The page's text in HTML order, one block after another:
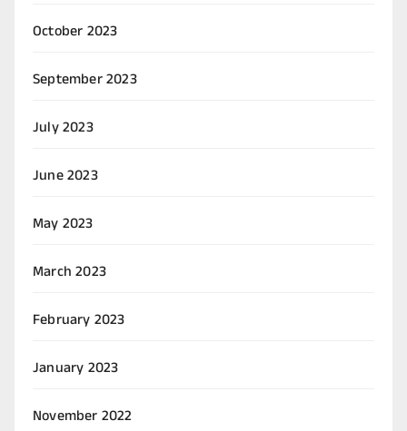
October 2023
September 2023
July 2023
June 2023
May 2023
March 2023
February 2023
January 2023
November 2022